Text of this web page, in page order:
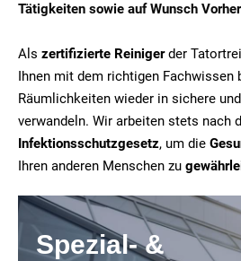
Tätigkeiten sowie auf Wunsch
Als zertifizierte Reinigerder
Ihnen mit dem richtigen Fachwissen
Räumlichkeiten wieder in sichere
verwandeln. Wir arbeiten stets nach
Infektionsschutzgesetz, um die
Ihren anderen Menschen zu
Spezial- &